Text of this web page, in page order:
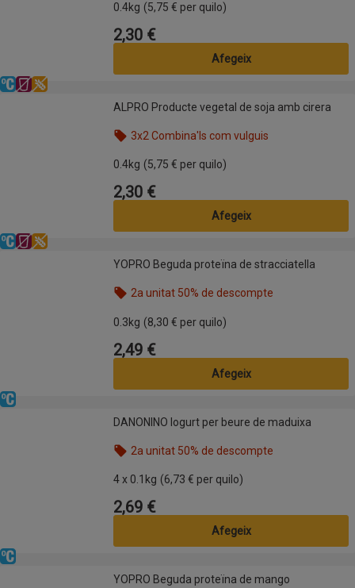
0.4kg (5,75 € per quilo)
Preu
2,30 €
Afegeix
ALPRO Producte vegetal de soja amb cirera
Refrigerat
Sense lactosa
Sense gluten
ALPRO Producte vegetal de soja amb cirera
3x2 Combina'ls com vulguis
0.4kg (5,75 € per quilo)
Preu
2,30 €
Afegeix
YOPRO Beguda proteïna de stracciatella
Refrigerat
Sense lactosa
Sense gluten
YOPRO Beguda proteïna de stracciatella
2a unitat 50% de descompte
0.3kg (8,30 € per quilo)
Preu
2,49 €
Afegeix
DANONINO Iogurt per beure de maduixa
Refrigerat
DANONINO Iogurt per beure de maduixa
2a unitat 50% de descompte
4 x 0.1kg (6,73 € per quilo)
Preu
2,69 €
Afegeix
YOPRO Beguda proteïna de mango
Refrigerat
YOPRO Beguda proteïna de mango